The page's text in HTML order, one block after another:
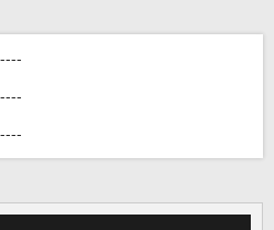
録・ログインして
もっと楽しもう！
----
----
----